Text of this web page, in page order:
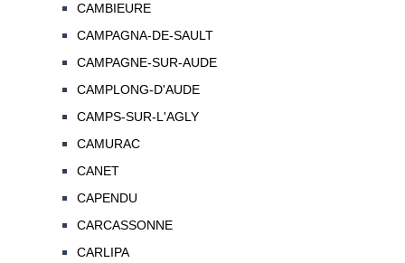
CAMBIEURE
CAMPAGNA-DE-SAULT
CAMPAGNE-SUR-AUDE
CAMPLONG-D'AUDE
CAMPS-SUR-L'AGLY
CAMURAC
CANET
CAPENDU
CARCASSONNE
CARLIPA